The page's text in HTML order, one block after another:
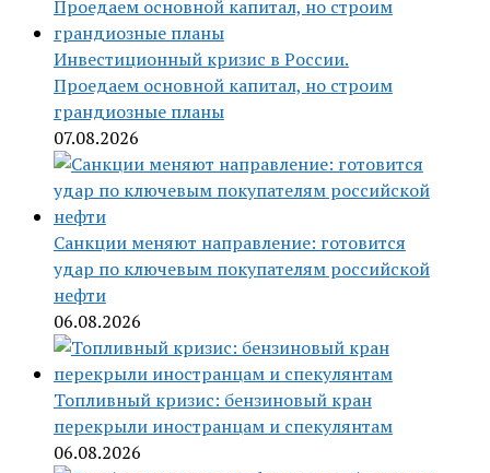
Инвестиционный кризис в России.
Проедаем основной капитал, но строим
грандиозные планы
07.08.2026
Санкции меняют направление: готовится
удар по ключевым покупателям российской
нефти
06.08.2026
Топливный кризис: бензиновый кран
перекрыли иностранцам и спекулянтам
06.08.2026